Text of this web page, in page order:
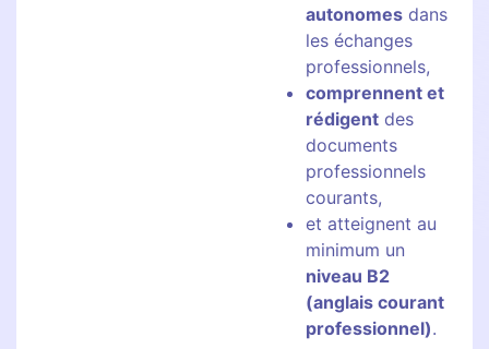
autonomes dans
les échanges
professionnels,
comprennent et
rédigent des
documents
professionnels
courants,
et atteignent au
minimum un
niveau B2
(anglais courant
professionnel).